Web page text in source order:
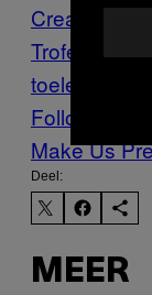
Creators
Trofe
toelen
Follow Us
Make Us
Deel:
MEER